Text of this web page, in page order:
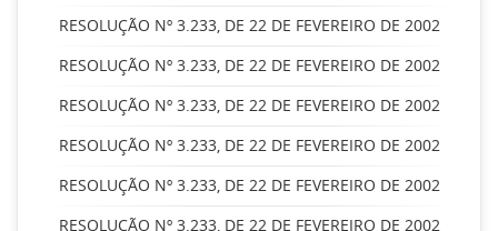
RESOLUÇÃO Nº 3.233, DE 22 DE FEVEREIRO DE 2002
RESOLUÇÃO Nº 3.233, DE 22 DE FEVEREIRO DE 2002
RESOLUÇÃO Nº 3.233, DE 22 DE FEVEREIRO DE 2002
RESOLUÇÃO Nº 3.233, DE 22 DE FEVEREIRO DE 2002
RESOLUÇÃO Nº 3.233, DE 22 DE FEVEREIRO DE 2002
RESOLUÇÃO Nº 3.233, DE 22 DE FEVEREIRO DE 2002